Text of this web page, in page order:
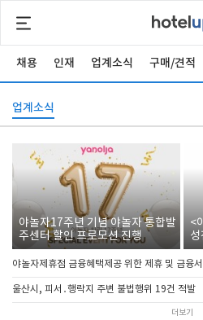
채용 인재 업계소식 구매/견적
업계소식
야놀자17주년 기념 야놀자 통합발
주센터 할인 프로모션 진행
<
야놀자제휴점 금융혜택제공 위한 제휴 및 금융서
울산시, 피서․행락지 주변 불법행위 19건 적발
더보기